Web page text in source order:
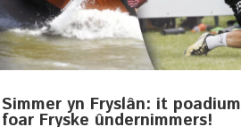
Simmer yn Fryslân: it poadium
foar Fryske ûndernimmers!